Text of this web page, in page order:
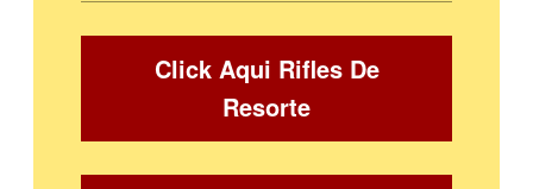
Click Aqui Rifles De
Resorte